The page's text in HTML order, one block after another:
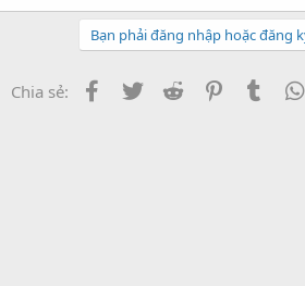
Bạn phải đăng nhập hoặc đăng
Chia sẻ: Facebook
Twitter Reddit Pinterest